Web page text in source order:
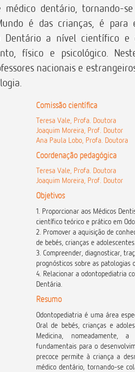
dentário, tornando-
é das crianças, é para
Dentário a nível científico
físico e psicológico.
nacionais e
Comissão científica
Teresa Vale, Profa. Doutora
Joaquim Moreira, Prof. Doutor
Ana Paula Lobo, Profa. Doutora
Coordenação pedagógica
Teresa Vale, Profa. Doutora
Joaquim Moreira, Prof. Doutor
Objetivos
1. Proporcionar aos Médicos
científico teórico e prático em
2. Promover a aquisição de
de bebés, crianças e adolescentes.
3. Compreender, diagnosticar,
prognósticos sobre as patologias
4. Relacionar a odontopediatria
Dentária.
Resumo
Odontopediatria é uma área
Oral de bebés, crianças e
Medicina, nomeadamente,
fundamentais para o
precoce permite à criança a
médico dentário, tornando-se